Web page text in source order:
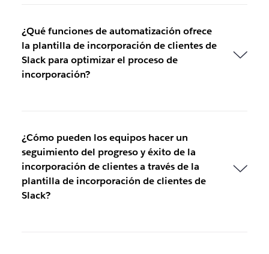
¿Qué funciones de automatización ofrece
la plantilla de incorporación de clientes de
Slack para optimizar el proceso de
incorporación?
¿Cómo pueden los equipos hacer un
seguimiento del progreso y éxito de la
incorporación de clientes a través de la
plantilla de incorporación de clientes de
Slack?